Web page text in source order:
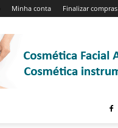
Minha conta Finalizar compras